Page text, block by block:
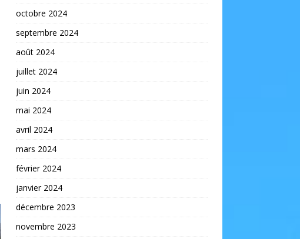
octobre 2024
septembre 2024
août 2024
juillet 2024
juin 2024
mai 2024
avril 2024
mars 2024
février 2024
janvier 2024
décembre 2023
novembre 2023